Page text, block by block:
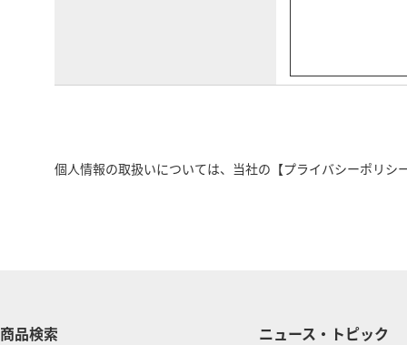
個人情報の取扱いについては、当社の 【プライバシーポリシ
商品検索 ニュース・トピック